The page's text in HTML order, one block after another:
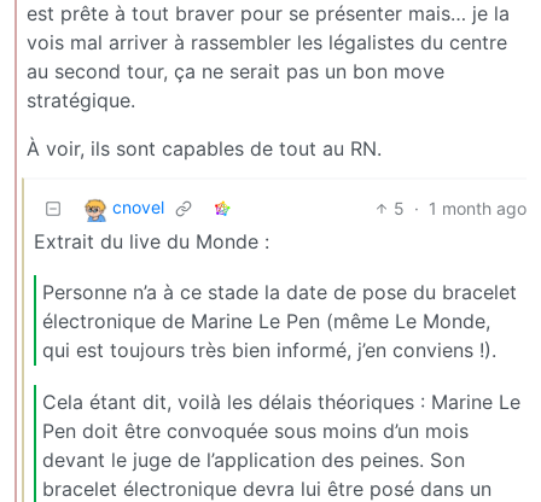
est prête à tout braver pour se présenter mais… je la
vois mal arriver à rassembler les légalistes du centre
au second tour, ça ne serait pas un bon move
stratégique.
À voir, ils sont capables de tout au RN.
cnovel 5 · 1 month ago
Extrait du live du Monde :
Personne n’a à ce stade la date de pose du bracelet
électronique de Marine Le Pen (même Le Monde,
qui est toujours très bien informé, j’en conviens !).
Cela étant dit, voilà les délais théoriques : Marine Le
Pen doit être convoquée sous moins d’un mois
devant le juge de l’application des peines. Son
bracelet électronique devra lui être posé dans un